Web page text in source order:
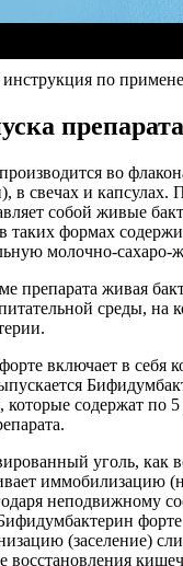
по
препарата
во
в свечах и капсулах.
собой живые
таких формах
молочно-сахаро-
препарата живая
среды, на
включает в себя
содержат по 5
уголь, как
иммобилизацию
неподвижному
форте
(заселение)
восстановления